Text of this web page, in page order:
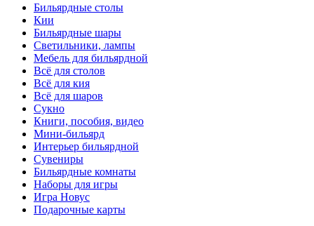
Бильярдные столы
Кии
Бильярдные шары
Светильники, лампы
Мебель для бильярдной
Всё для столов
Всё для кия
Всё для шаров
Сукно
Книги, пособия, видео
Мини-бильярд
Интерьер бильярдной
Сувениры
Бильярдные комнаты
Наборы для игры
Игра Новус
Подарочные карты